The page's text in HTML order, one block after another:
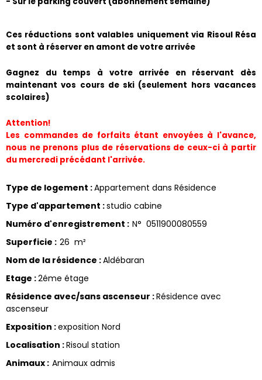
​Ces réductions sont valables uniquement via Risoul Résa
et sont à réserver en amont de votre arrivée
Gagnez du temps à votre arrivée en réservant dès
maintenant vos cours de ski (seulement hors vacances
scolaires)
Attention!
Les commandes de forfaits étant envoyées à l'avance,
nous ne prenons plus de réservations de ceux-ci à partir
du mercredi précédant l'arrivée.
Type de logement :Appartement dans Résidence
Type d'appartement :studio cabine
Numéro d'enregistrement : N° 0511900080559
Superficie : 26 m²
Nom de la résidence :Aldébaran
Etage :2éme étage
Résidence avec/sans ascenseur :Résidence avec
ascenseur
Exposition :exposition Nord
Localisation :Risoul station
Animaux : Animaux admis